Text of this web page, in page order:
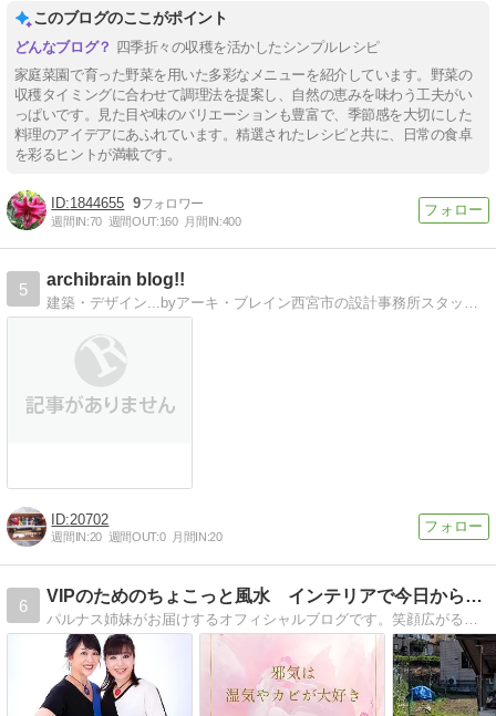
このブログのここがポイント
四季折々の収穫を活かしたシンプルレシピ
家庭菜園で育った野菜を用いた多彩なメニューを紹介しています。野菜の
収穫タイミングに合わせて調理法を提案し、自然の恵みを味わう工夫がい
っぱいです。見た目や味のバリエーションも豊富で、季節感を大切にした
料理のアイデアにあふれています。精選されたレシピと共に、日常の食卓
を彩るヒントが満載です。
1844655 9
週間IN:70 週間OUT:160 月間IN:400
5
archibrain blog!!
20702
週間IN:20 週間OUT:0 月間IN:20
6
VIPのためのちょこっと風水 インテリアで今日から開運！！